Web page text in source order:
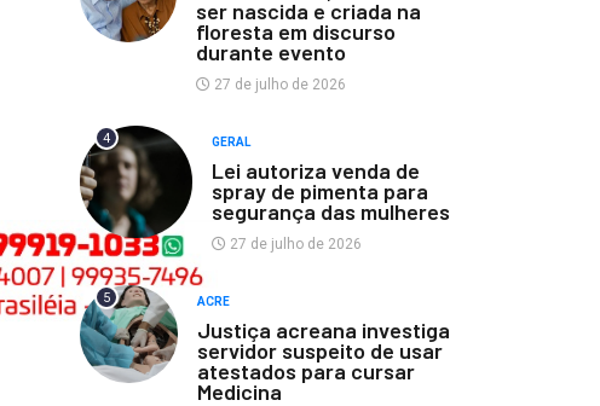
ser nascida e criada na
floresta em discurso
durante evento
27 de julho de 2026
4 GERAL
Lei autoriza venda de
spray de pimenta para
segurança das mulheres
27 de julho de 2026
5 ACRE
Justiça acreana investiga
servidor suspeito de usar
atestados para cursar
Medicina